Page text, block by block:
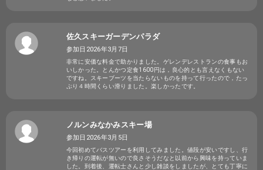
佐久スキーガーデンパラダ
参加日2026年3月7日
非常に安価な料金で助かりました。ゲレンデレストランの食事もお
いしかった。とんかつ定食1600円は，良心的とも言えなくもない
ですね。スキーブーツを当たらないものを持って行ったので，たっ
ぷり４時間くらい滑りました。楽しかったです。
ノルンみなかみスキー場
参加日2026年3月5日
今回初めてバスツアーを利用してみました。値段が安いですし、行
き帰りの運転が無いので良さそうだなと以前から興味を持っていま
した。到着後、運転士さんと少し雑談をしましたが、とても丁寧に